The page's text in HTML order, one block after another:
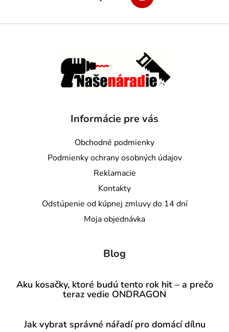
Informácie pre vás
Obchodné podmienky
Podmienky ochrany osobných údajov
Reklamacie
Kontakty
Odstúpenie od kúpnej zmluvy do 14 dní
Moja objednávka
Blog
Aku kosačky, ktoré budú tento rok hit – a prečo
teraz vedie ONDRAGON
Jak vybrat správné nářadí pro domácí dílnu